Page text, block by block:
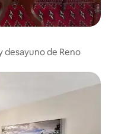
desayuno de Reno